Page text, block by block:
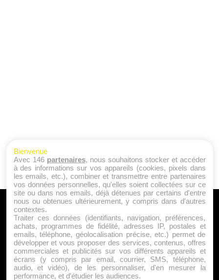
A PROPOS
Qui sommes nous ?
Mentions Légales
Publicité
Politique de Cookies
Contact
Bienvenue
Avec 146 partenaires, nous souhaitons stocker et accéder
à des informations sur vos appareils (cookies, pixels dans
les emails, etc.), combiner et transmettre entre partenaires
vos données personnelles, qu'elles soient collectées sur ce
site ou dans nos emails, déjà détenues par certains d'entre
nous ou obtenues ultérieurement, y compris dans d'autres
contextes.
Traiter ces données (identifiants, navigation, préférences,
achats, programmes de fidélité, adresses IP, postales et
emails, téléphone, géolocalisation précise, etc.) permet de
développer et vous proposer des services, contenus, offres
commerciales et publicités sur vos différents appareils et
écrans (y compris par email, courrier, SMS, téléphone,
audio, et vidéo), de les personnaliser, d'en mesurer la
performance, et d'étudier les audiences.